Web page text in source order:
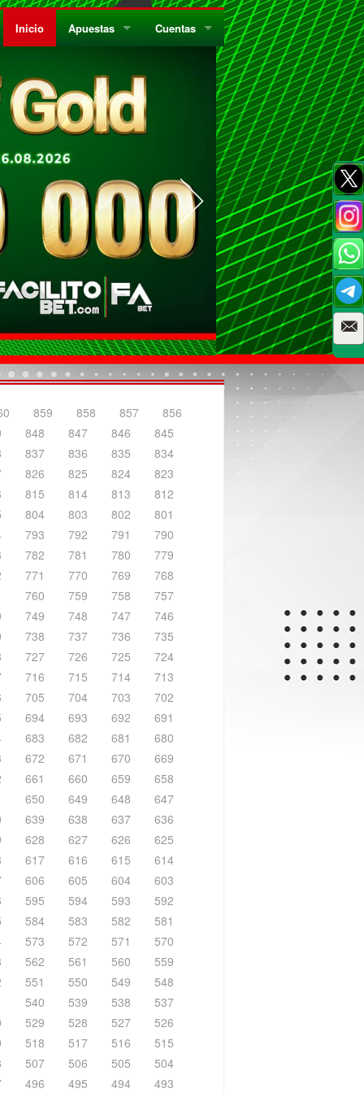
Inicio Apuestas
¿Qué es el Sistema Parley?
Privacidad
Como Jugar Bingo
Cuentas
Preguntas Frecuentes
Reglas Generales
859 858 857
856
848 847 846
845
837 836 835
834
826 825 824
823
815 814 813
812
804 803 802
801
793 792 791
790
782 781 780
779
771 770 769
768
760 759 758
757
749 748 747
746
738 737 736
735
727 726 725
724
716 715 714
713
705 704 703
702
694 693 692
691
683 682 681
680
672 671 670
669
661 660 659
658
650 649 648
647
639 638 637
636
628 627 626
625
617 616 615
614
606 605 604
603
595 594 593
592
584 583 582
581
573 572 571
570
562 561 560
559
551 550 549
548
540 539 538
537
529 528 527
526
518 517 516
515
507 506 505
504
496 495 494 493